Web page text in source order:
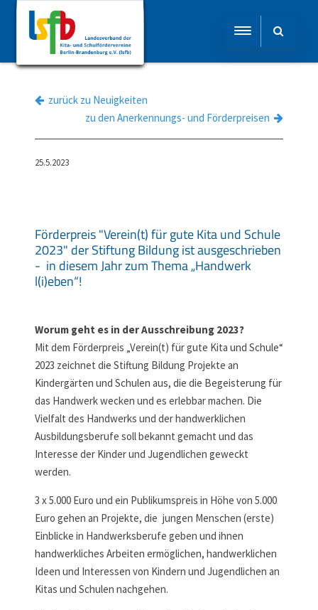
zurück zu Neuigkeiten
zu den Anerkennungs- und Förderpreisen
25.5.2023
Förderpreis "Verein(t) für gute Kita und Schule
2023" der Stiftung Bildung ist ausgeschrieben
- in diesem Jahr zum Thema „Handwerk
l(i)eben“!
Worum geht es in der Ausschreibung 2023?
Mit dem Förderpreis „Verein(t) für gute Kita und Schule“
2023 zeichnet die Stiftung Bildung Projekte an
Kindergärten und Schulen aus, die die Begeisterung für
das Handwerk wecken und es erlebbar machen. Die
Vielfalt des Handwerks und der handwerklichen
Ausbildungsberufe soll bekannt gemacht und das
Interesse der Kinder und Jugendlichen geweckt
werden.
3 x 5.000 Euro und ein Publikumspreis in Höhe von 5.000
Euro gehen an Projekte, die jungen Menschen (erste)
Einblicke in Handwerksberufe geben und ihnen
handwerkliches Arbeiten ermöglichen, handwerklichen
Ideen und Interessen von Kindern und Jugendlichen an
Kitas und Schulen nachgehen.